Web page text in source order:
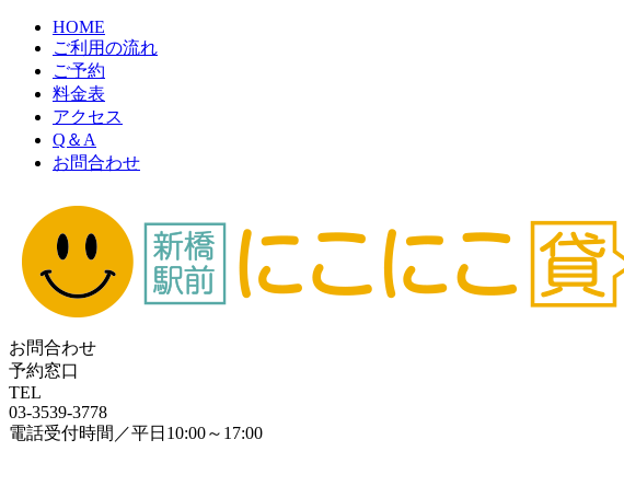
HOME
ご利用の流れ
ご予約
料金表
アクセス
Q＆A
お問合わせ
お問合わせ
予約窓口
TEL
03-3539-3778
電話受付時間／平日10:00～17:00